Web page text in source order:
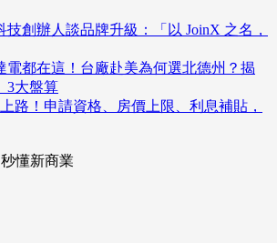
創辦人談品牌升級：「以 JoinX 之名，
電都在這！台廠赴美為何選北德州？揭
3大盤算
路！申請資格、房價上限、利息補貼，
懂新商業